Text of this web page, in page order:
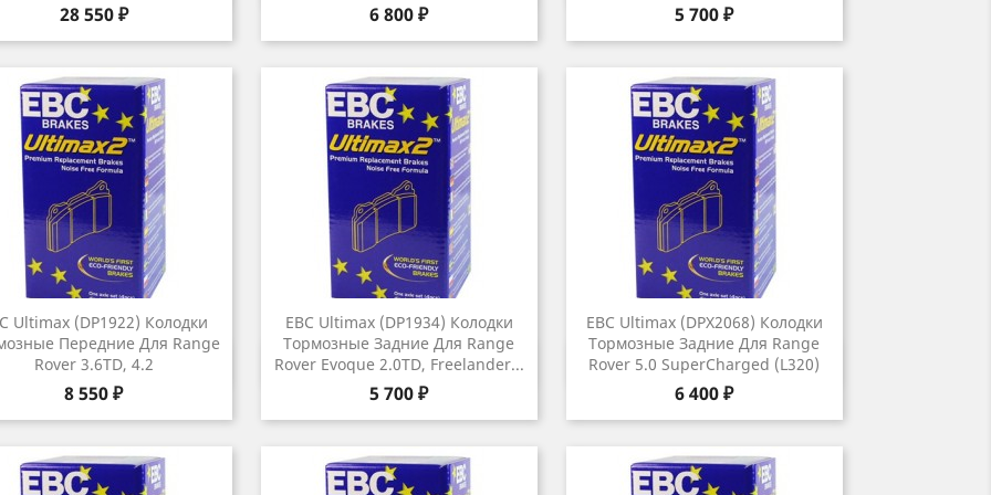
Цена
28 550 ₽ Цена
6 800 ₽ Цена
5 700 ₽
Ultimax (DP1922) Колодки
Передние Для Range
Rover 3.6TD, 4.2
Цена
8 550 ₽
Быстрый просмотр
EBC Ultimax (DP1934) Колодки
Тормозные Задние Для Range
Rover Evoque 2.0TD, Freelander...
Цена
5 700 ₽
Быстрый просмотр
EBC Ultimax (DPX2068) Колодки
Тормозные Задние Для Range
Rover 5.0 SuperCharged (L320)
Цена
6 400 ₽
 Быстрый просмотр